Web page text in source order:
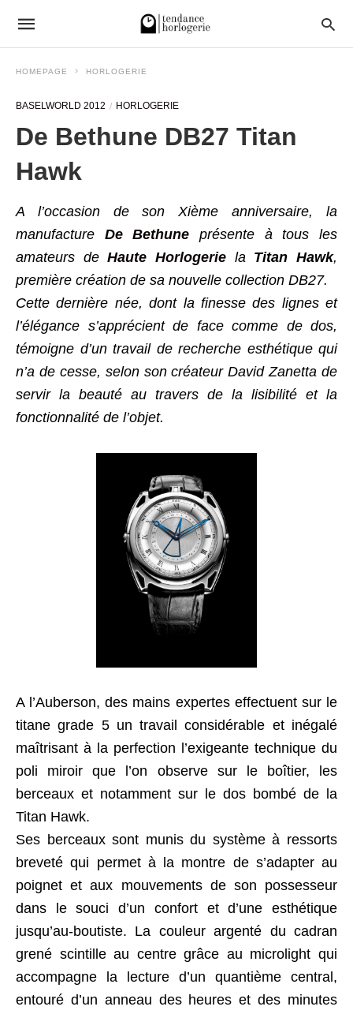
HOMEPAGE HORLOGERIE
BASELWORLD 2012 HORLOGERIE
De Bethune DB27 Titan
Hawk
A l’occasion de son Xième anniversaire, la
manufacture De Bethune présente à tous les
amateurs deHaute Horlogerie la Titan Hawk,
première création de sa nouvelle collection DB27.
Cette dernière née, dont la finesse des lignes et
l’élégance s’apprécient de face comme de dos,
témoigne d’un travail de recherche esthétique qui
n’a de cesse, selon son créateur David Zanetta de
servir la beauté au travers de la lisibilité et la
fonctionnalité de l’objet.
A l’Auberson, des mains expertes effectuent sur le
titane grade 5 un travail considérable et inégalé
maîtrisant à la perfection l’exigeante technique du
poli miroir que l’on observe sur le boîtier, les
berceaux et notamment sur le dos bombé de la
Titan Hawk.
Ses berceaux sont munis du système à ressorts
breveté qui permet à la montre de s’adapter au
poignet et aux mouvements de son possesseur
dans le souci d’un confort et d’une esthétique
jusqu’au-boutiste. La couleur argenté du cadran
grené scintille au centre grâce au microlight qui
accompagne la lecture d’un quantième central,
entouré d’un anneau des heures et des minutes